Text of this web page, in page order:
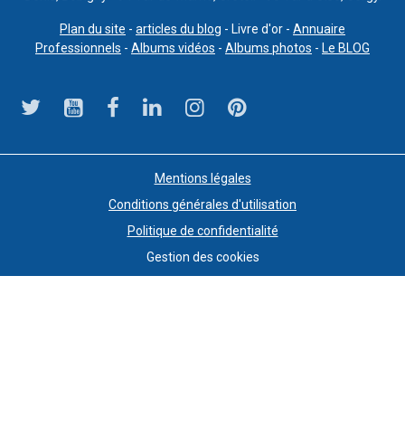
Plan du site - articles du blog - Livre d'or - Annuaire
Professionnels - Albums vidéos - Albums photos - Le BLOG
Mentions légales
Conditions générales d'utilisation
Politique de confidentialité
Gestion des cookies